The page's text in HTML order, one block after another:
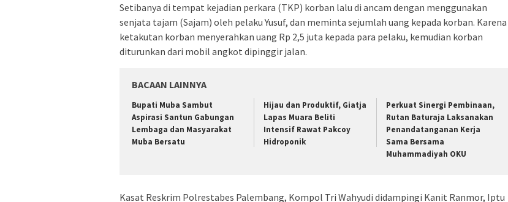
Setibanya di tempat kejadian perkara (TKP) korban lalu di ancam dengan menggunakan
senjata tajam (Sajam) oleh pelaku Yusuf, dan meminta sejumlah uang kepada korban. Karena
ketakutan korban menyerahkan uang Rp 2,5 juta kepada para pelaku, kemudian korban
diturunkan dari mobil angkot dipinggir jalan.
BACAAN LAINNYA
Bupati Muba Sambut
Aspirasi Santun Gabungan
Lembaga dan Masyarakat
Muba Bersatu
Hijau dan Produktif, Giatja
Lapas Muara Beliti
Intensif Rawat Pakcoy
Hidroponik
Perkuat Sinergi Pembinaan,
Rutan Baturaja Laksanakan
Penandatanganan Kerja
Sama Bersama
Muhammadiyah OKU
Kasat Reskrim Polrestabes Palembang, Kompol Tri Wahyudi didampingi Kanit Ranmor, Iptu